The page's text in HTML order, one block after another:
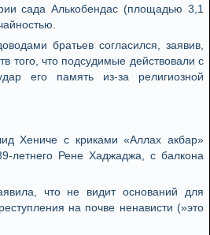
сада Алькобендас (площадью 3,1
братьев согласился, заявив,
того, что подсудимые действовали с
его память из-за религиозной
Хениче с криками «Аллах акбар»
летнего Рене Хаджаджа, с балкона
что не видит оснований для
на почве ненависти (»это